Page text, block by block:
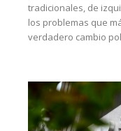
tradicionales, de
los problemas que
verdadero cambio